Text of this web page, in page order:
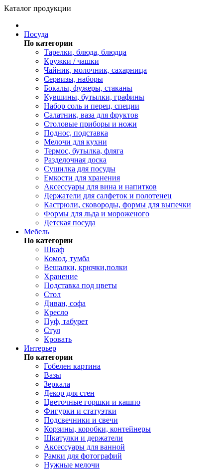
Каталог продукции
Посуда
По категории
Тарелки, блюда, блюдца
Кружки / чашки
Чайник, молочник, сахарница
Сервизы, наборы
Бокалы, фужеры, стаканы
Кувшины, бутылки, графины
Набор соль и перец, специи
Салатник, ваза для фруктов
Столовые приборы и ножи
Поднос, подставка
Мелочи для кухни
Термос, бутылка, фляга
Разделочная доска
Сушилка для посуды
Емкости для хранения
Аксессуары для вина и напитков
Держатели для салфеток и полотенец
Кастрюли, сковороды, формы для выпечки
Формы для льда и мороженого
Детская посуда
Мебель
По категории
Шкаф
Комод, тумба
Вешалки, крючки,полки
Хранение
Подставка под цветы
Стол
Диван, софа
Кресло
Пуф, табурет
Стул
Кровать
Интерьер
По категории
Гобелен картина
Вазы
Зеркала
Декор для стен
Цветочные горшки и кашпо
Фигурки и статуэтки
Подсвечники и свечи
Корзины, коробки, контейнеры
Шкатулки и держатели
Аксессуары для ванной
Рамки для фотографий
Нужные мелочи